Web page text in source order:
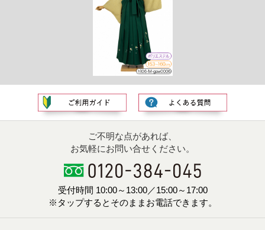
ご不明な点があれば、
お気軽にお問い合せください。
受付時間 10:00～13:00／15:00～17:00
※タップするとそのままお電話できます。